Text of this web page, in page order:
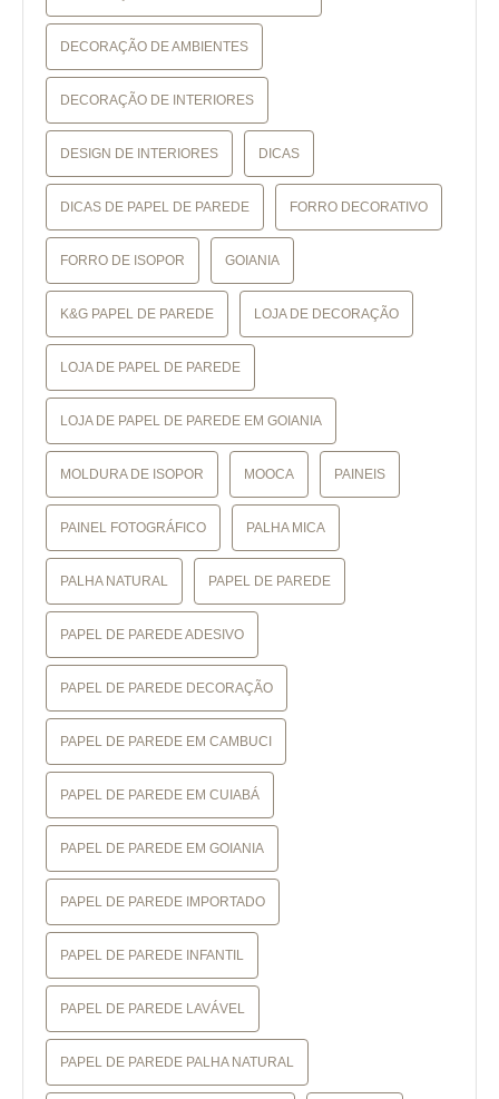
DECORAÇÃO DE AMBIENTES
DECORAÇÃO DE INTERIORES
DESIGN DE INTERIORES DICAS
DICAS DE PAPEL DE PAREDE FORRO DECORATIVO
FORRO DE ISOPOR GOIANIA
K&G PAPEL DE PAREDE LOJA DE DECORAÇÃO
LOJA DE PAPEL DE PAREDE
LOJA DE PAPEL DE PAREDE EM GOIANIA
MOLDURA DE ISOPOR MOOCA PAINEIS
PAINEL FOTOGRÁFICO PALHA MICA
PALHA NATURAL PAPEL DE PAREDE
PAPEL DE PAREDE ADESIVO
PAPEL DE PAREDE DECORAÇÃO
PAPEL DE PAREDE EM CAMBUCI
PAPEL DE PAREDE EM CUIABÁ
PAPEL DE PAREDE EM GOIANIA
PAPEL DE PAREDE IMPORTADO
PAPEL DE PAREDE INFANTIL
PAPEL DE PAREDE LAVÁVEL
PAPEL DE PAREDE PALHA NATURAL